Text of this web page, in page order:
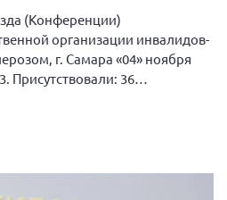
(Конференции)
организации инвалидов-
г. Самара «04» ноября
Присутствовали: 36